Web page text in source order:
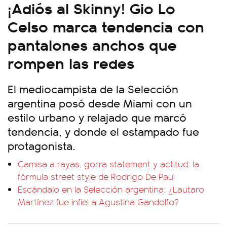
¡Adiós al Skinny! Gio Lo
Celso marca tendencia con
pantalones anchos que
rompen las redes
El mediocampista de la Selección
argentina posó desde Miami con un
estilo urbano y relajado que marcó
tendencia, y donde el estampado fue
protagonista.
Camisa a rayas, gorra statement y actitud: la
fórmula street style de Rodrigo De Paul
Escándalo en la Selección argentina: ¿Lautaro
Martínez fue infiel a Agustina Gandolfo?